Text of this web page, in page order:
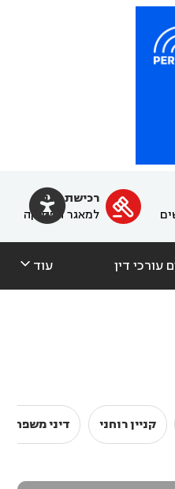
 
רכישת מנוי
למאגר הפסיקה
עורכי דין עוד 
קניין רוחני דיני משפחה